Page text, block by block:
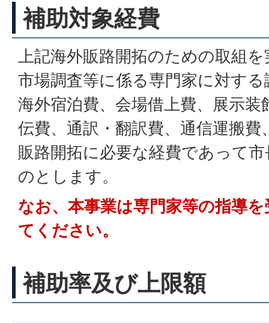
補助対象経費
上記海外販路開拓のための取組
市場調査等に係る専門家に対す
海外宿泊費、会場借上費、展示装
伝費、通訳・翻訳費、通信運搬費
販路開拓に必要な経費であって
のとします。
なお、本事業は専門家等の指導
てください。
補助率及び上限額